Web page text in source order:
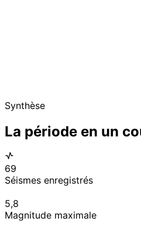
Synthèse
La période en un
69
Séismes enregistrés
5,8
Magnitude maximale